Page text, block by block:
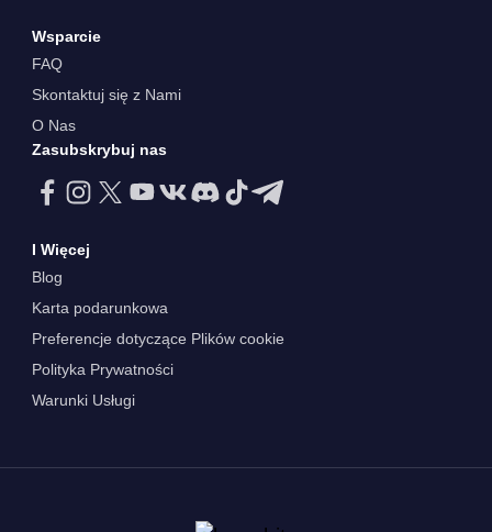
Wsparcie
FAQ
Skontaktuj się z Nami
O Nas
Zasubskrybuj nas
I Więcej
Blog
Karta podarunkowa
Preferencje dotyczące Plików cookie
Polityka Prywatności
Warunki Usługi